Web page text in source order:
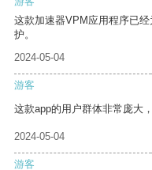
这款加速器VPM应用程序已
护。
2024-05-04
游客
这款app的用户群体非常庞大
2024-05-04
游客